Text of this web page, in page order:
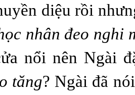
diệu rồi
nhân đeo nghi
nổi nên Ngài
tăng? Ngài đã